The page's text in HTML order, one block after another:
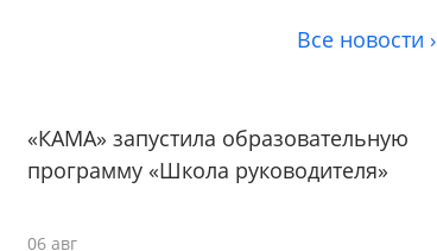
Все новости ›
«КАМА» запустила образовательную
программу «Школа руководителя»
06 авг